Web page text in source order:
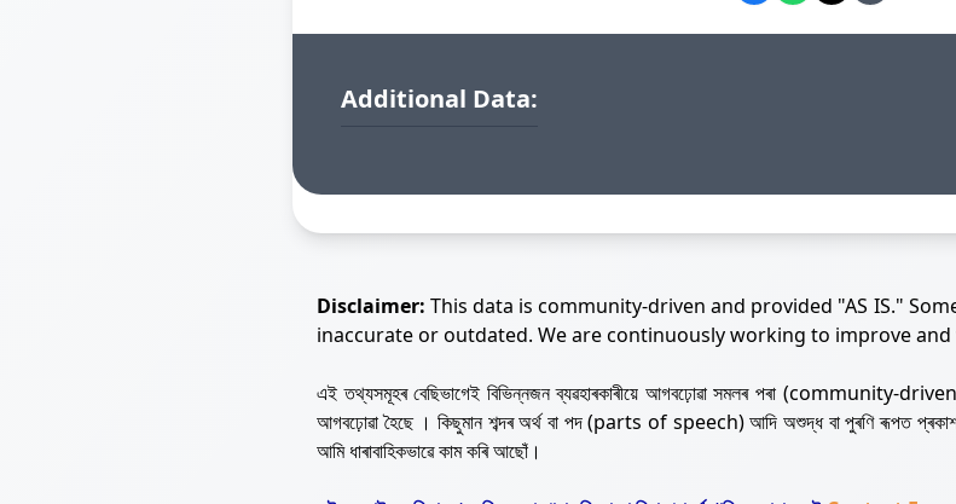
Additional Data:
Disclaimer: This data is community-driven and provided "AS IS."
inaccurate or outdated. We are continuously working to improve
এই তথ্যসমূহৰ বেছিভাগেই বিভিন্নজন ব্যৱহাৰকাৰীয়ে আগবঢ়োৱা সমলৰ পৰা (community-
আগবঢ়োৱা হৈছে । কিছুমান শব্দৰ অৰ্থ বা পদ (parts of speech) আদি অশুদ্ধ বা পুৰণি ৰূপত
আমি ধাৰাবাহিকভাৱে কাম কৰি আছোঁ।